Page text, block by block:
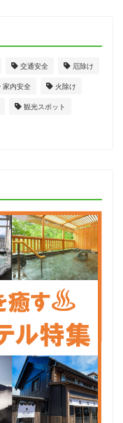
交通安全 厄除け
家内安全 火除け
観光スポット